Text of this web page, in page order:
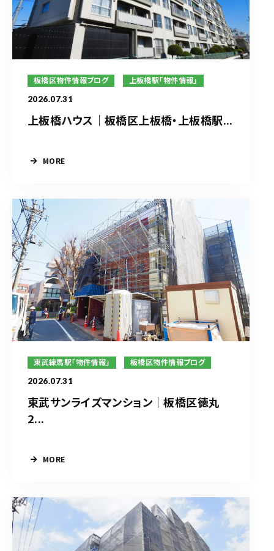
板橋区物件情報ブログ 上板橋駅「物件情報」
2026.07.31
上板橋ハウス｜板橋区上板橋・上板橋駅...
MORE
東武練馬駅「物件情報」 板橋区物件情報ブログ
2026.07.31
東武サンライズマンション｜板橋区徳丸
2...
MORE